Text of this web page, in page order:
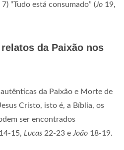
“Tudo está consumado” (Jo 19,
da Paixão nos
da Paixão e Morte de
Cristo, isto é, a Bíblia, os
ser encontrados
14-15, Lucas 22-23 e João 18-19.